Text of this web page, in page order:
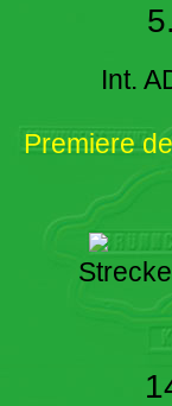
Int.
Premiere